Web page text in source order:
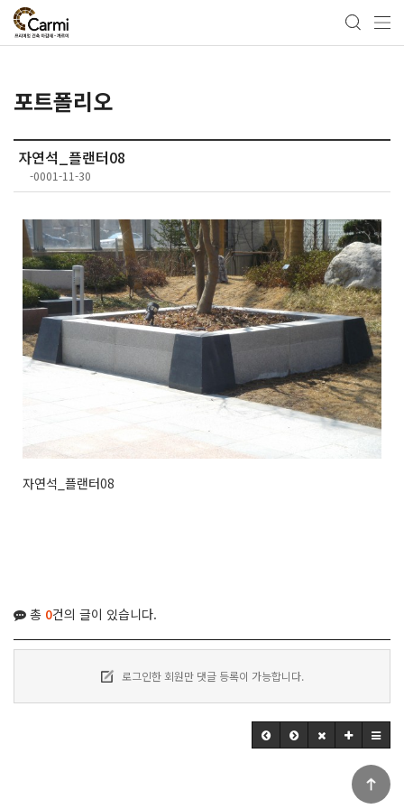
포트폴리오
자연석_플랜터08
-0001-11-30
자연석_플랜터08
총 0건의 글이 있습니다.
로그인한 회원만 댓글 등록이 가능합니다.